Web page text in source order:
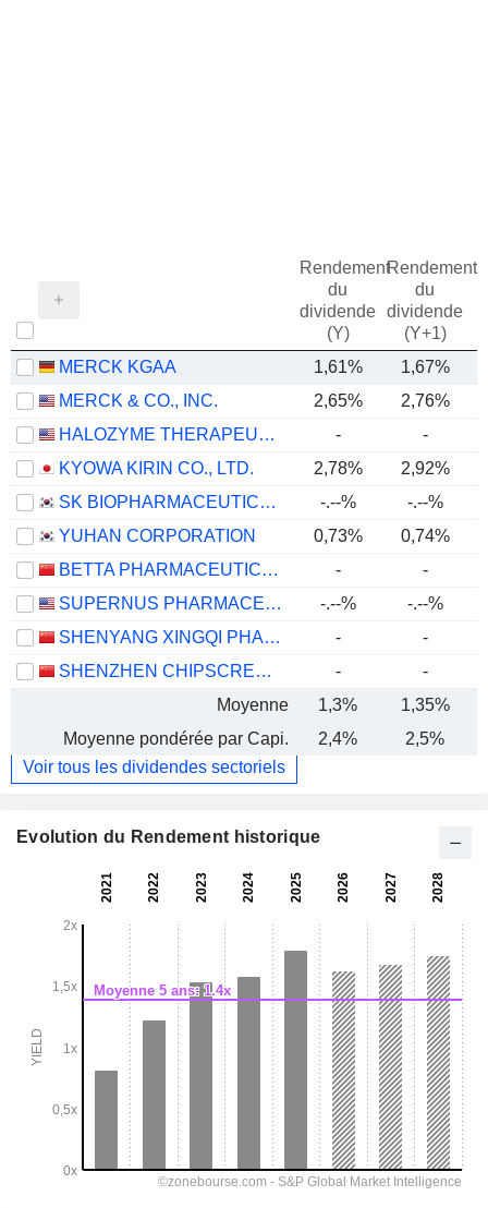
Rendement
du
dividende
(Y)
Rendement
du
dividende
(Y+1)
MERCK KGAA 1,61% 1,67%
MERCK & CO., INC.
2,65% 2,76%
HALOZYME THERAPEUTICS, INC.
- -
KYOWA KIRIN CO., LTD.
2,78% 2,92%
SK BIOPHARMACEUTICALS CO., LTD.
-.--%
-.--%
YUHAN CORPORATION
0,73% 0,74%
BETTA PHARMACEUTICALS CO., LTD.
- -
SUPERNUS PHARMACEUTICALS, INC.
-.--% -.--%
SHENYANG XINGQI PHARMACEUTICAL CO.,LTD.
-
-
SHENZHEN CHIPSCREEN BIOSCIENCES CO., LTD.
-
-
Moyenne
1,3%
1,35%
Moyenne pondérée par Capi.
2,4% 2,5%
Voir tous les dividendes sectoriels
Evolution du Rendement historique